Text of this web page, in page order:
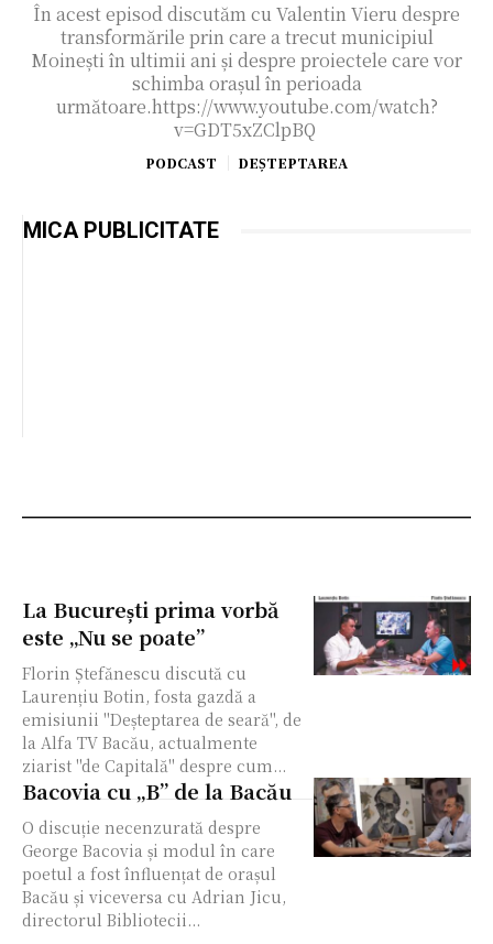
În acest episod discutăm cu Valentin Vieru despre
transformările prin care a trecut municipiul
Moinești în ultimii ani și despre proiectele care vor
schimba orașul în perioada
următoare.https://www.youtube.com/watch?
v=GDT5xZClpBQ
PODCAST DEȘTEPTAREA
MICA PUBLICITATE
La București prima vorbă
este „Nu se poate”
Florin Ștefănescu discută cu
Laurențiu Botin, fosta gazdă a
emisiunii "Deșteptarea de seară", de
la Alfa TV Bacău, actualmente
ziarist "de Capitală" despre cum...
Bacovia cu „B” de la Bacău
O discuție necenzurată despre
George Bacovia și modul în care
poetul a fost înfluențat de orașul
Bacău și viceversa cu Adrian Jicu,
directorul Bibliotecii...